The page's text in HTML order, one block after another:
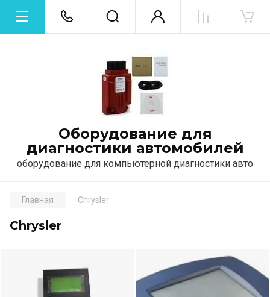
Оборудование для
диагностики автомобилей
оборудование для компьютерной диагностики авто
Главная Chrysler
Chrysler